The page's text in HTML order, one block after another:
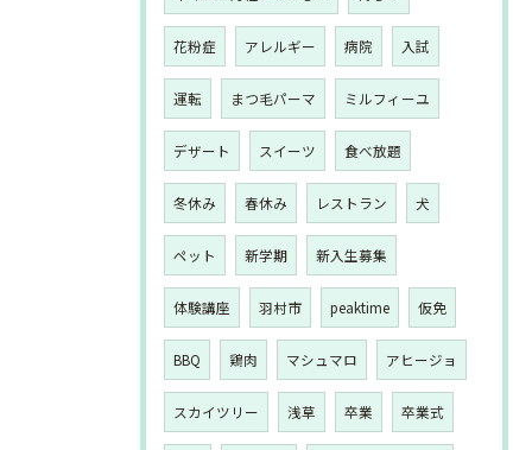
花粉症 アレルギー 病院 入試
運転 まつ毛パーマ ミルフィーユ
デザート スイーツ 食べ放題
冬休み 春休み レストラン 犬
ペット 新学期 新入生募集
体験講座 羽村市 peaktime 仮免
BBQ 鶏肉 マシュマロ アヒージョ
スカイツリー 浅草 卒業 卒業式